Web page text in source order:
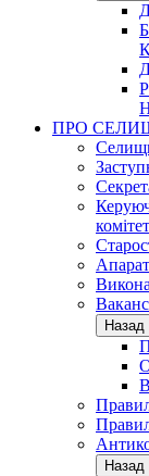
ПРО
Назад
Назад